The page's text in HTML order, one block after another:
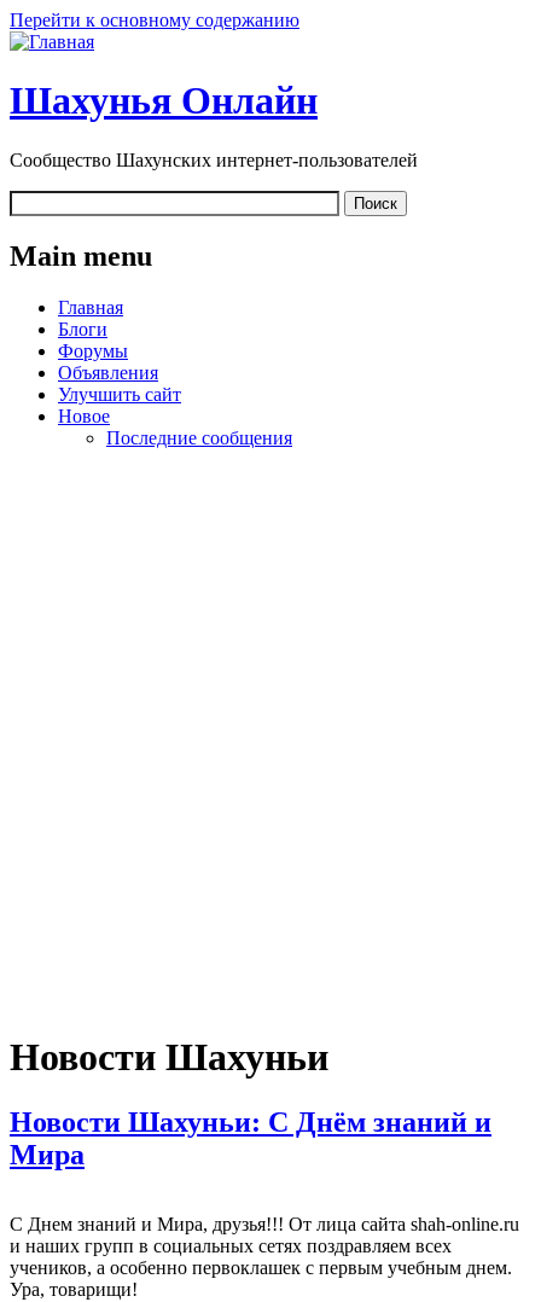
Перейти к основному содержанию
Шахунья Онлайн
Сообщество Шахунских интернет-пользователей
Main menu
Главная
Блоги
Форумы
Объявления
Улучшить сайт
Новое
Последние сообщения
Новости Шахуньи
Новости Шахуньи: С Днём знаний и
Мира
С Днем знаний и Мира, друзья!!! От лица сайта shah-online.ru
и наших групп в социальных сетях поздравляем всех
учеников, а особенно первоклашек с первым учебным днем.
Ура, товарищи!